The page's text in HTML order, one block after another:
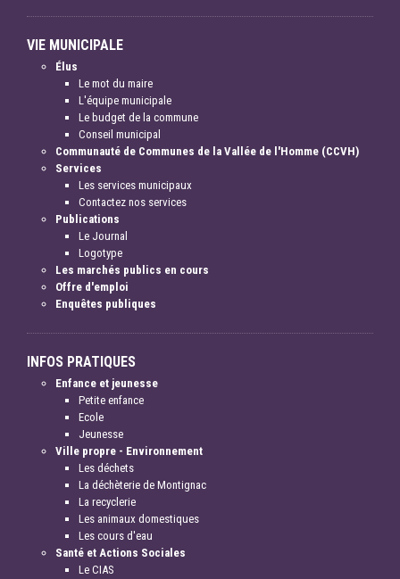
VIE MUNICIPALE
Élus
Le mot du maire
L'équipe municipale
Le budget de la commune
Conseil municipal
Communauté de Communes de la Vallée de l'Homme (CCVH)
Services
Les services municipaux
Contactez nos services
Publications
Le Journal
Logotype
Les marchés publics en cours
Offre d'emploi
Enquêtes publiques
INFOS PRATIQUES
Enfance et jeunesse
Petite enfance
Ecole
Jeunesse
Ville propre - Environnement
Les déchets
La déchèterie de Montignac
La recyclerie
Les animaux domestiques
Les cours d'eau
Santé et Actions Sociales
Le CIAS